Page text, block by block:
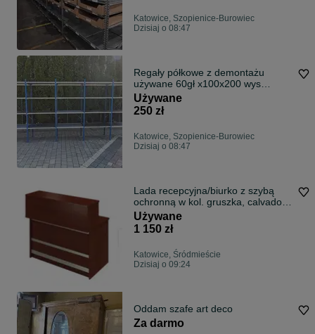
Katowice, Szopienice-Burowiec
Dzisiaj o 08:47
Regały półkowe z demontażu
używane 60gł x100x200 wys
ocynkowane pólki
Używane
250 zł
Katowice, Szopienice-Burowiec
Dzisiaj o 08:47
Lada recepcyjna/biurko z szybą
ochronną w kol. gruszka, calvados
140cm
Używane
1 150 zł
Katowice, Śródmieście
Dzisiaj o 09:24
Oddam szafe art deco
Za darmo